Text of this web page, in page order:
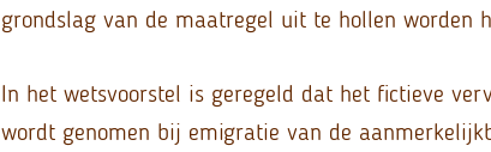
grondslag van de maatregel uit te hollen worden
In het wetsvoorstel is geregeld dat het fictieve
wordt genomen bij emigratie van de